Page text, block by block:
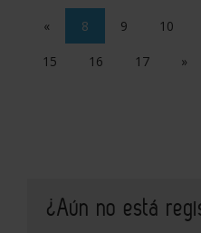
« 8 9 10
15 16 17 »
¿Aún no está